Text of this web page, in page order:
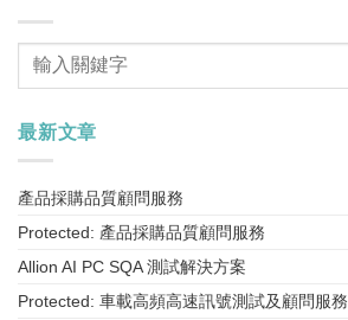
最新文章
產品採購品質顧問服務
Protected: 產品採購品質顧問服務
Allion AI PC SQA 測試解決方案
Protected: 車載高頻高速訊號測試及顧問服務